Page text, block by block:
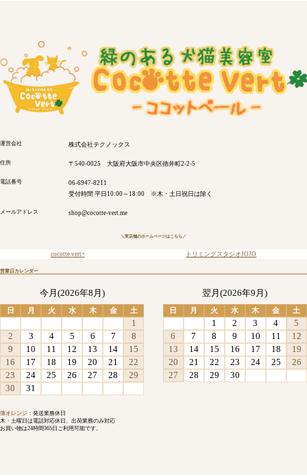
運営会社 株式会社テクノックス
住所 〒540-0025 大阪府大阪市中央区徳井町2-2-5
電話番号
06-6947-8211
受付時間 平日10:00～18:00 ※木・土日祝日は除く
メールアドレス shop@cocotte-vert.me
＼実店舗のホームページはこちら／
cocotte vert+ トリミングスタジオJOJO
営業日カレンダー
今月(2026年8月)
日 月 火 水 木 金 土
1
2
3 4 5 6 7
8
9
10 11 12 13 14
15
16
17 18 19 20 21
22
23
24 25 26 27 28
29
30
31
翌月(2026年9月)
日 月 火 水 木 金 土
1 2 3 4
5
6
7 8 9 10 11
12
13
14 15 16 17 18
19
20
21 22 23 24 25
26
27
28 29 30
薄オレンジ ：発送業務休日
木・土曜日は電話対応休日、出荷業務のみ対応
お買い物は24時間365日ご利用可能です。